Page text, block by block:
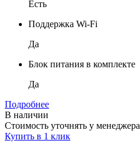
Есть
Поддержка Wi-Fi
Да
Блок питания в комплекте
Да
Подробнее
В наличии
Стоимость уточнять у менеджера
Купить в 1 клик